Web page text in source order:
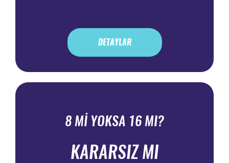
DETAYLAR
8 Mİ YOKSA 16 MI?
KARARSIZ MI